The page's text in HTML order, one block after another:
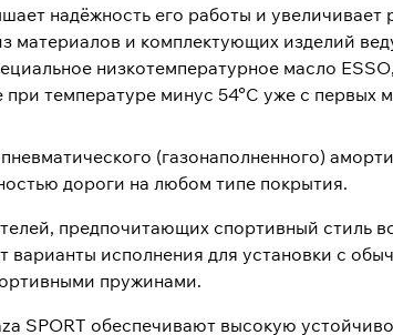
надёжность его работы и
материалов и комплектующих изделий
низкотемпературное масло
температуре минус 54°C уже с первых
(газонаполненного)
дороги на любом типе покрытия.
предпочитающих спортивный стиль
исполнения для установки с
пружинами.
SPORT обеспечивают высокую